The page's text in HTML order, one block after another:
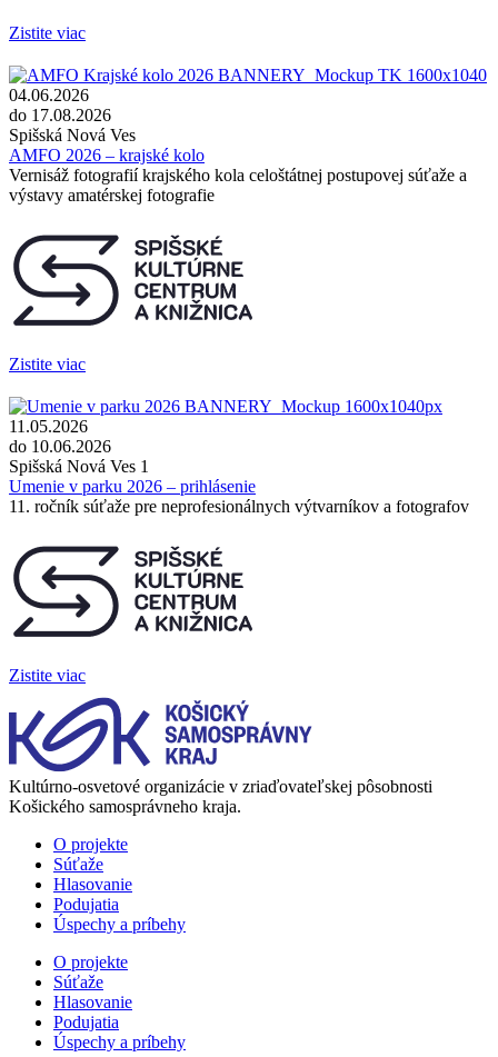
Zistite viac
04.06.2026
do 17.08.2026
Spišská Nová Ves
AMFO 2026 – krajské kolo
Vernisáž fotografií krajského kola celoštátnej postupovej súťaže a
výstavy amatérskej fotografie
Zistite viac
11.05.2026
do 10.06.2026
Spišská Nová Ves 1
Umenie v parku 2026 – prihlásenie
11. ročník súťaže pre neprofesionálnych výtvarníkov a fotografov
Zistite viac
Kultúrno-osvetové organizácie v zriaďovateľskej pôsobnosti
Košického samosprávneho kraja.
O projekte
Súťaže
Hlasovanie
Podujatia
Úspechy a príbehy
O projekte
Súťaže
Hlasovanie
Podujatia
Úspechy a príbehy